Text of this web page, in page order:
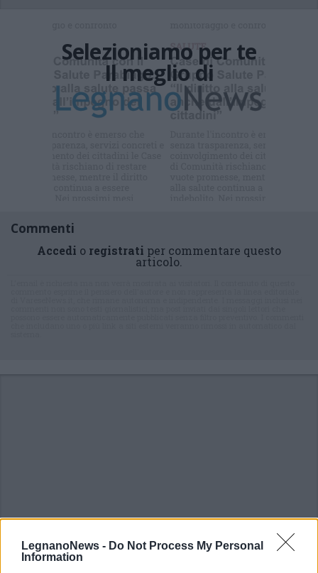
LegnanoNews - Do Not Process My Personal
Information
Selezioniamo per te
Il meglio di
Commenti
Accedi o registrati per commentare questo
articolo.